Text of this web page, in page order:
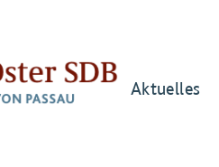
Aktuelles